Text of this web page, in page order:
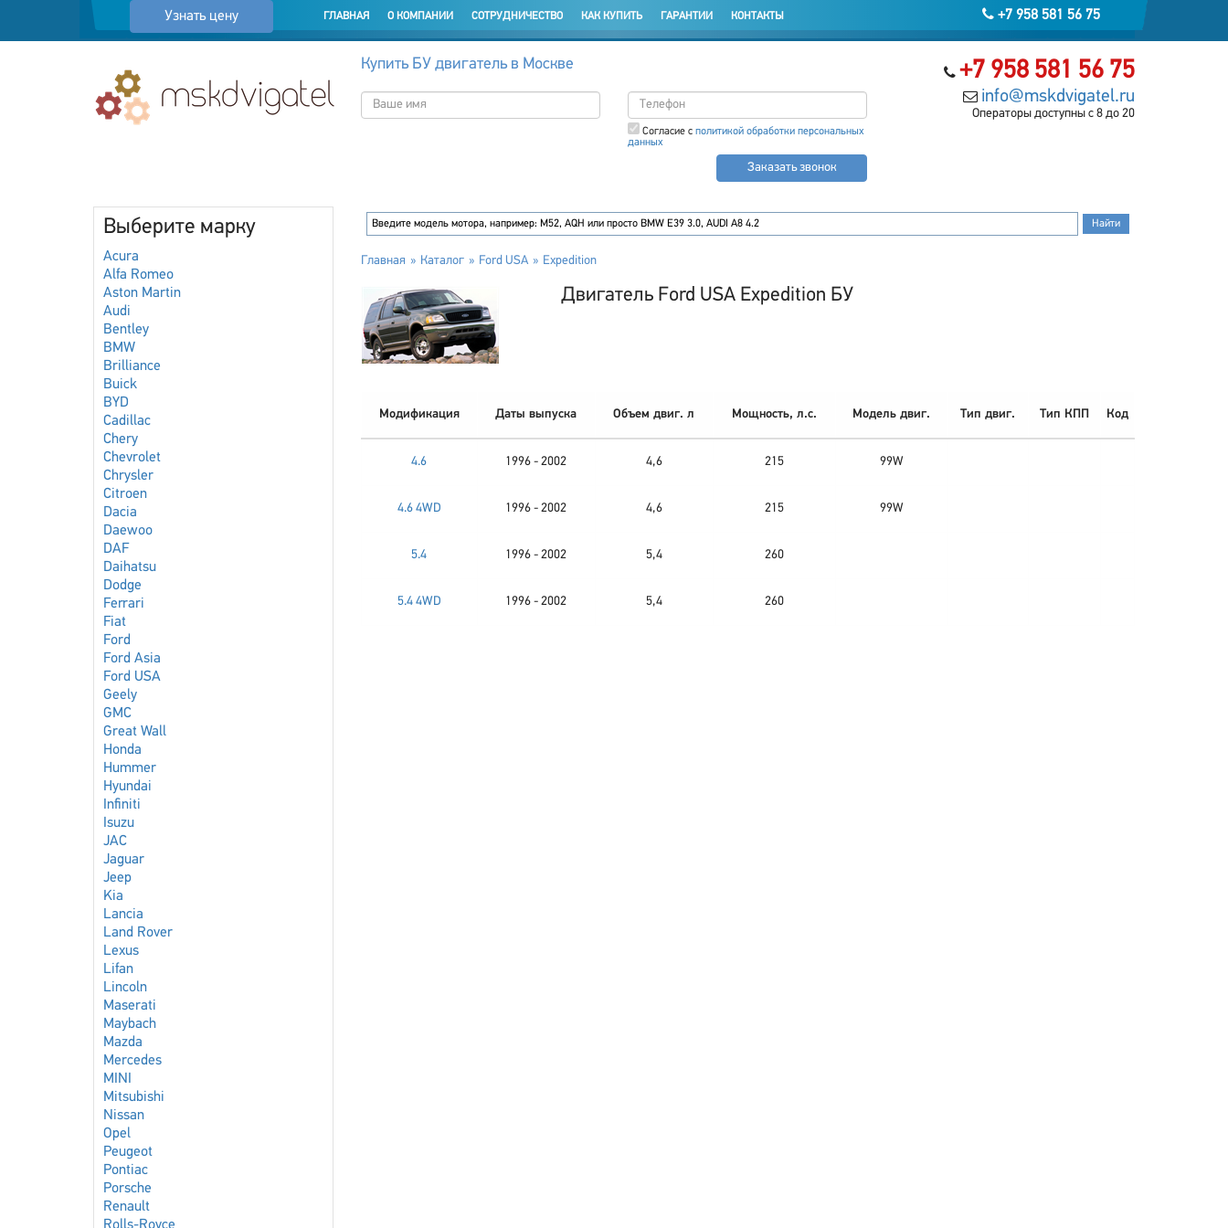
Узнать цену +7 958 581 56 75
ГЛАВНАЯ О КОМПАНИИ СОТРУДНИЧЕСТВО КАК КУПИТЬ ГАРАНТИИ КОНТАКТЫ
+7 958 581 56 75
info@mskdvigatel.ru
Операторы доступны с 8 до 20
Купить БУ двигатель в Москве
Согласие с политикой обработки персональных
данных
Заказать звонок
Выберите марку
Acura
Alfa Romeo
Aston Martin
Audi
Bentley
BMW
Brilliance
Buick
BYD
Cadillac
Chery
Chevrolet
Chrysler
Citroen
Dacia
Daewoo
DAF
Daihatsu
Dodge
Ferrari
Fiat
Ford
Ford Asia
Ford USA
Geely
GMC
Great Wall
Honda
Hummer
Hyundai
Infiniti
Isuzu
JAC
Jaguar
Jeep
Kia
Lancia
Land Rover
Lexus
Lifan
Lincoln
Maserati
Maybach
Mazda
Mercedes
MINI
Mitsubishi
Nissan
Opel
Peugeot
Pontiac
Porsche
Renault
Главная Каталог Ford USA Expedition
Двигатель Ford USA Expedition БУ
Модификация Даты выпуска Объем двиг. л Мощность, л.с. Модель двиг. Тип двиг. Тип КПП Код
4.6 1996 - 2002 4,6 215 99W
4.6 4WD 1996 - 2002 4,6 215 99W
5.4 1996 - 2002 5,4 260
5.4 4WD 1996 - 2002 5,4 260